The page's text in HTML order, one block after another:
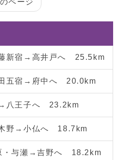
ページ
新宿→高井戸へ 25.5km
五宿→府中へ 20.0km
八王子へ 23.2km
野→小仏へ 18.7km
・与瀬→吉野へ 18.2km